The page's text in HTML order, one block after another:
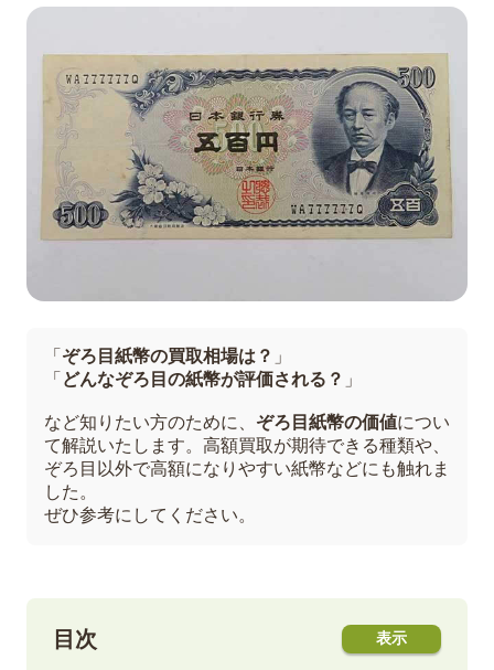
「 ぞろ目紙幣の買取相場は？ 」
「 どんなぞろ目の紙幣が評価される？ 」
など知りたい方のために、 ぞろ目紙幣の価値につい
て解説いたします。高額買取が期待できる種類や、
ぞろ目以外で高額になりやすい紙幣などにも触れま
した。
ぜひ参考にしてください。
目次